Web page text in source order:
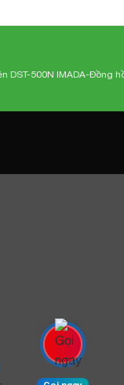
500N IMADA-Đồng hồ